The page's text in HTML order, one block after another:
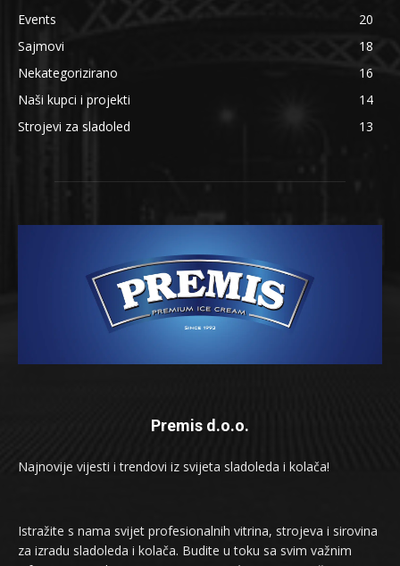
Events
20
Sajmovi
18
Nekategorizirano
16
Naši kupci i projekti
14
Strojevi za sladoled
13
Premis d.o.o.
Najnovije vijesti i trendovi iz svijeta sladoleda i kolača!
Istražite s nama svijet profesionalnih vitrina, strojeva i sirovina
za izradu sladoleda i kolača. Budite u toku sa svim važnim